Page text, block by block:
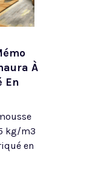
À
En
kg/m3
en